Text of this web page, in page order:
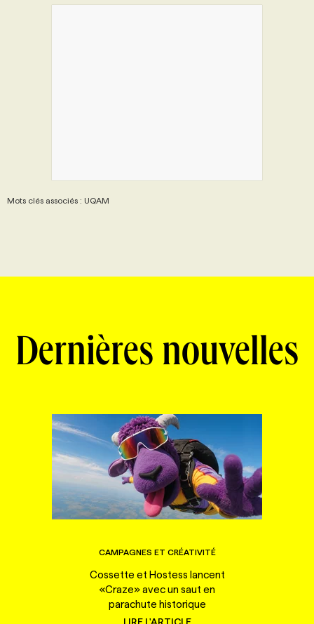
Mots clés associés : UQAM
Dernières nouvelles
CAMPAGNES ET CRÉATIVITÉ
Cossette et Hostess lancent
«Craze» avec un saut en
parachute historique